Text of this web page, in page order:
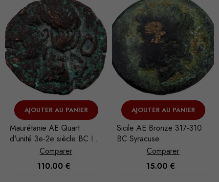
AJOUTER AU PANIER
Sicile AE Bronze 317-310
BC Syracuse
Comparer
15.00
AJOUTER AU PANIER
Lucanie Diobole 432-
av. J.-C. Héraclée
Comparer
100.00
Nécessaire
Ces cookies
ne sont pas
facultatifs. Ils
nécessaires au